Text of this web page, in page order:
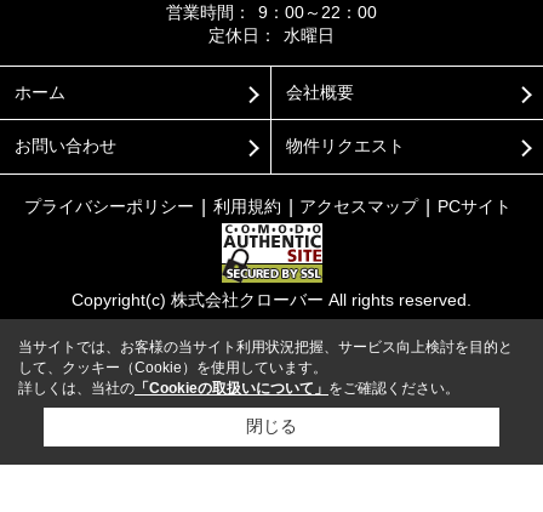
営業時間：
9：00～22：00
定休日：
水曜日
ホーム 会社概要
お問い合わせ 物件リクエスト
プライバシーポリシー 利用規約 アクセスマップ PCサイト
Copyright(c) 株式会社クローバー All rights reserved.
当サイトでは、お客様の当サイト利用状況把握、サービス向上検討を目的と
して、クッキー（Cookie）を使用しています。
詳しくは、当社の 「Cookieの取扱いについて」 をご確認ください。
閉じる